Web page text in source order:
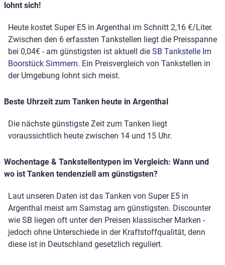
lohnt sich!
Heute kostet Super E5 in Argenthal im Schnitt 2,16 €/Liter.
Zwischen den 6 erfassten Tankstellen liegt die Preisspanne
bei 0,04€ - am günstigsten ist aktuell die SB Tankstelle Im
Boorstück Simmern. Ein Preisvergleich von Tankstellen in
der Umgebung lohnt sich meist.
Beste Uhrzeit zum Tanken heute in Argenthal
Die nächste günstigste Zeit zum Tanken liegt
voraussichtlich heute zwischen 14 und 15 Uhr.
Wochentage & Tankstellentypen im Vergleich: Wann und
wo ist Tanken tendenziell am günstigsten?
Laut unseren Daten ist das Tanken von Super E5 in
Argenthal meist am Samstag am günstigsten. Discounter
wie SB liegen oft unter den Preisen klassischer Marken -
jedoch ohne Unterschiede in der Kraftstoffqualität, denn
diese ist in Deutschland gesetzlich reguliert.